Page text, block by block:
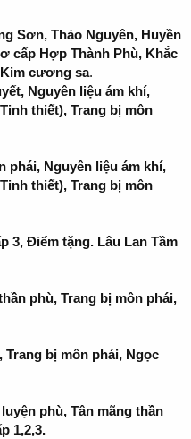
Sơn, Thảo Nguyên, Huyền
cấp Hợp Thành Phù, Khắc
cương sa.
Nguyên liệu ám khí,
thiết), Trang bị môn
phái, Nguyên liệu ám khí,
thiết), Trang bị môn
3, Điểm tặng. Lâu Lan Tầm
phù, Trang bị môn phái,
Trang bị môn phái, Ngọc
phù, Tân mãng thần
1,2,3.